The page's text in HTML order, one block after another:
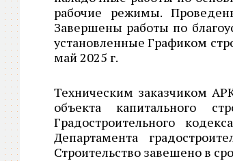
рабочие режимы.
Завершены работы по
установленные Графиком
май 2025 г.
Техническим заказчиком
объекта капитального
Градостроительного
Департамента
Строительство завешено в